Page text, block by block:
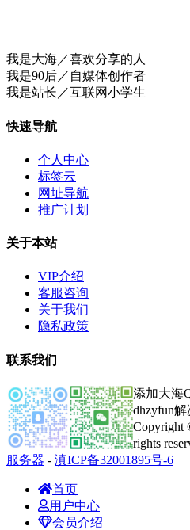
我是大海／喜欢分享的人
我是90后／自媒体创作者
我是站长／互联网小学生
快速导航
个人中心
标签云
网址导航
推广计划
关于本站
VIP介绍
客服咨询
关于我们
隐私政策
联系我们
添加大海
dhzyfun解
Copyright
rights
服务器 - 滇ICP备32001895号-6
首页
用户中心
会员介绍